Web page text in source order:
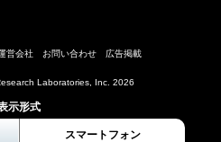
営会社 お問い合わせ 広告掲載
Laboratories, Inc. 2026
示形式
スマートフォン